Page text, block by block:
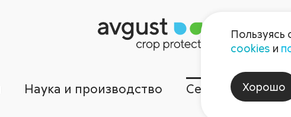
Наука и производство Сервисы
Пользуясь
cookies и
Хорошо